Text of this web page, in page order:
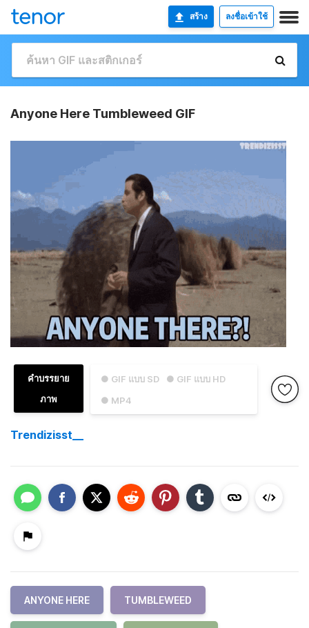
สร้าง ลงชื่อเข้าใช้
Anyone Here Tumbleweed GIF
● GIF แบบ SD
● GIF แบบ HD
● MP4
คำบรรยาย
ภาพ
Trendizisst__
ANYONE HERE TUMBLEWEED